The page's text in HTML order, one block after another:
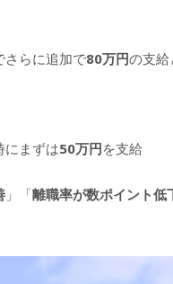
さらに追加で80万円の支給
まずは50万円を支給
」「離職率が数ポイント低